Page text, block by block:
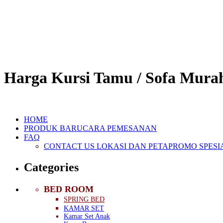
Harga Kursi Tamu / Sofa
HOME
PRODUK BARUCARA PEMESANAN
FAQ
CONTACT US LOKASI DAN PETAPROMO
Categories
BED ROOM
SPRING BED
KAMAR SET
Kamar Set Anak